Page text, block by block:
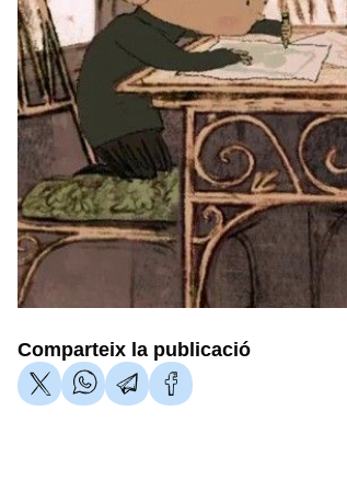
Comparteix la publicació